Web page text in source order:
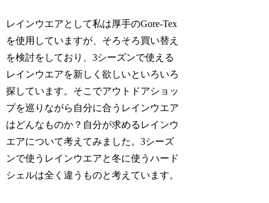
レインウエアとして私は厚手のGore-Tex
を使用していますが、そろそろ買い替え
を検討をしており、3シーズンで使える
レインウエアを新しく欲しいといろいろ
探しています。そこでアウトドアショッ
プを巡りながら自分に合うレインウエア
はどんなものか？自分が求めるレインウ
エアについて考えてみました。3シーズ
ンで使うレインウエアと冬に使うハード
シェルは全く違うものと考えています。